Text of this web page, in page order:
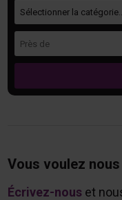
Vous voulez
Écrivez-nouset